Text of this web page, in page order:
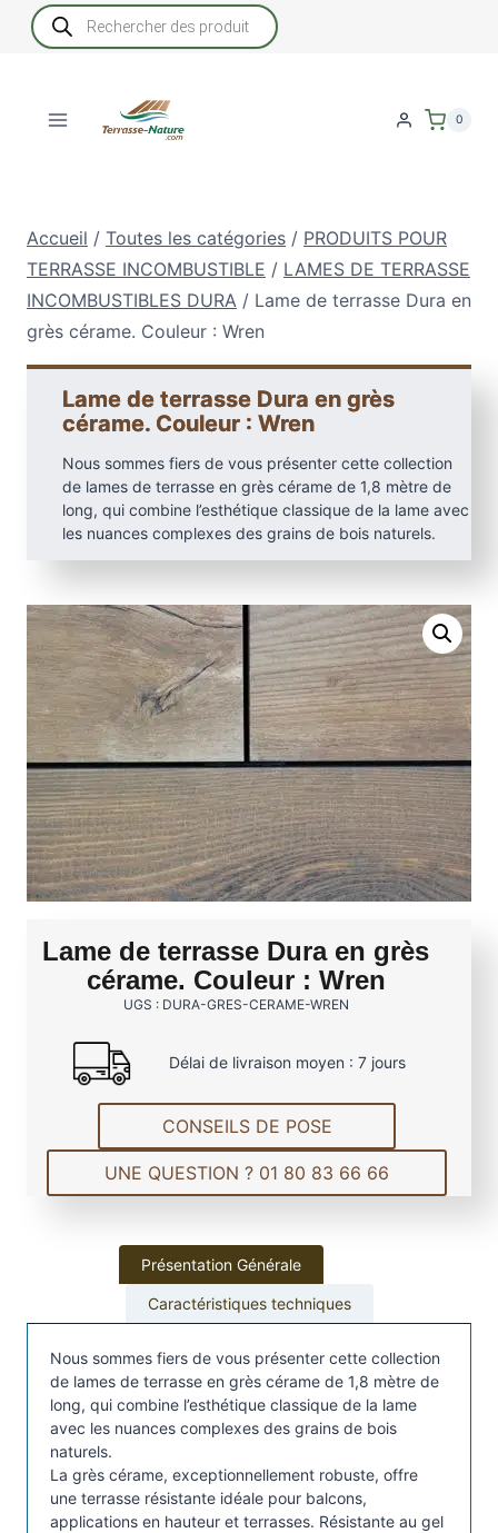
Recherche
de
produits
0
Accueil / Toutes les catégories / PRODUITS POUR
TERRASSE INCOMBUSTIBLE / LAMES DE TERRASSE
INCOMBUSTIBLES DURA / Lame de terrasse Dura en
grès cérame. Couleur : Wren
Lame de terrasse Dura en grès
cérame. Couleur : Wren
Nous sommes fiers de vous présenter cette collection
de lames de terrasse en grès cérame de 1,8 mètre de
long, qui combine l’esthétique classique de la lame avec
les nuances complexes des grains de bois naturels.
Lame de terrasse Dura en grès
cérame. Couleur : Wren
UGS : DURA-GRES-CERAME-WREN
Délai de livraison moyen : 7 jours
CONSEILS DE POSE
UNE QUESTION ? 01 80 83 66 66
Présentation Générale
Caractéristiques techniques
Nous sommes fiers de vous présenter cette collection
de lames de terrasse en grès cérame de 1,8 mètre de
long, qui combine l’esthétique classique de la lame
avec les nuances complexes des grains de bois
naturels.
La grès cérame, exceptionnellement robuste, offre
une terrasse résistante idéale pour balcons,
applications en hauteur et terrasses. Résistante au gel